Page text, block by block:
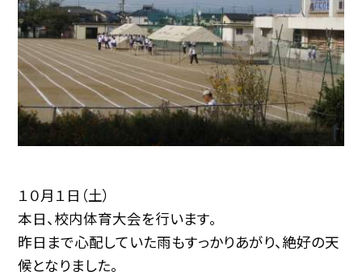
１０月１日（土）
本日、校内体育大会を行います。
昨日まで心配していた雨もすっかりあがり、絶好の天
候となりました。